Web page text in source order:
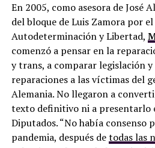
En 2005, como asesora de José
del bloque de Luis Zamora por
Autodeterminación y Libertad,
comenzó a pensar en la
y trans, a comparar legislación
reparaciones a las víctimas del
Alemania. No llegaron a
texto definitivo ni a presentarlo
Diputados. “No había consenso
pandemia, después detodas las